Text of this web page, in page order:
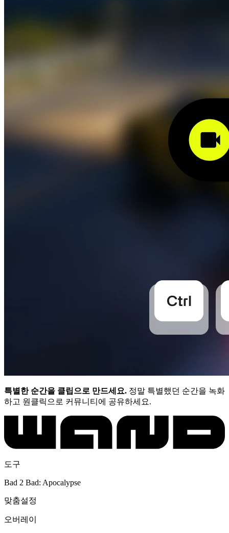
특별한 순간을 클립으로 만드세요. 정말 특별했던 순간을 녹화
하고 원클릭으로 커뮤니티에 공유하세요.
도구
Bad 2 Bad: Apocalypse
맞춤설정
오버레이